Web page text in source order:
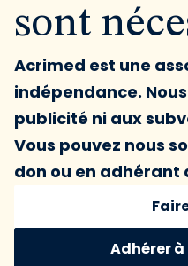
sont
Acrimed est une
indépendance.
publicité ni aux
Vous pouvez nous
don ou en adhérant
Adhérer